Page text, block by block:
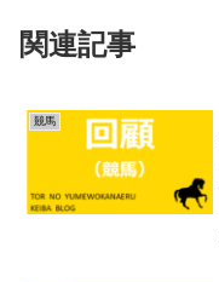
関連記事
競馬